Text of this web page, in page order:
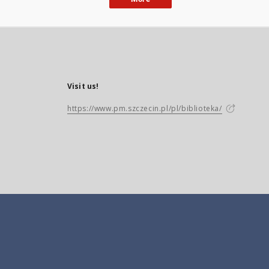
Visit us!
https://www.pm.szczecin.pl/pl/biblioteka/